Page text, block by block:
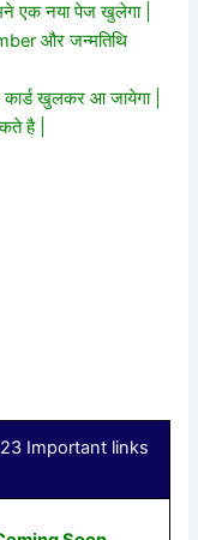
एक नया पेज खुलेगा |
और जन्मतिथि
खुलकर आ जायेगा |
है |
Important links